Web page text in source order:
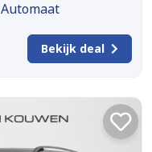
Automaat
Bekijk deal